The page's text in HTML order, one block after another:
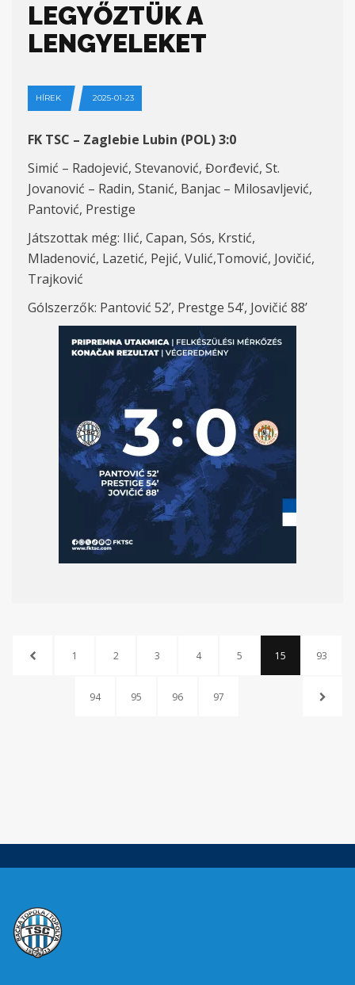
LEGYŐZTÜK A
LENGYELEKET
HÍREK 2025-01-23
FK TSC – Zaglebie Lubin (POL) 3:0
Simić – Radojević, Stevanović, Đorđević, St.
Jovanović – Radin, Stanić, Banjac – Milosavljević,
Pantović, Prestige
Játszottak még: Ilić, Capan, Sós, Krstić,
Mladenović, Lazetić, Pejić, Vulić,Tomović, Jovičić,
Trajković
Gólszerzők: Pantović 52’, Prestge 54’, Jovičić 88’
1 2 3 4 5 15 93
94 95 96 97